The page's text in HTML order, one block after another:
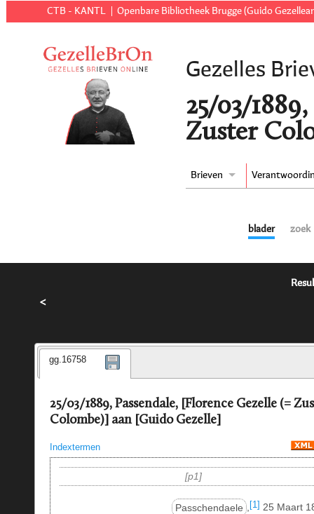
CTB - KANTL Openbare Bibliotheek Brugge (Guido
Gezelles
25/03/
Zuster
Brieven
blader zoek
<
gg.16758
25/03/1889, Passendale, [Florence Gezelle (=
Colombe)] aan [Guido Gezelle]
Indextermen
p1
Passchendaele , [1] 25 Maart